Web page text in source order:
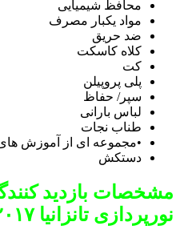
محافظ شیمیایی
مواد یکبار مصرف
ضد حریق
کلاه کاسکت
کت
پلی پروپیلن
سپر/ حفاظ
لباس بارانی
طناب نجات
•مجموعه ای از آموزش
دستکش
مشخصات بازدید
نورپردازی تانزانیا ۲۰۱۷: